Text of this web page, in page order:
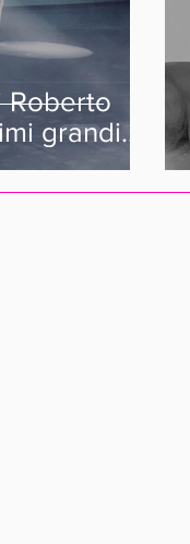
Roberto
grandi